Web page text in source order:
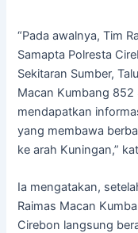
“Pada awalnya, Tim
Samapta Polresta
Sekitaran Sumber,
Macan Kumbang 852
mendapatkan
yang membawa
ke arah Kuningan,”
Ia mengatakan,
Raimas Macan
Cirebon langsung